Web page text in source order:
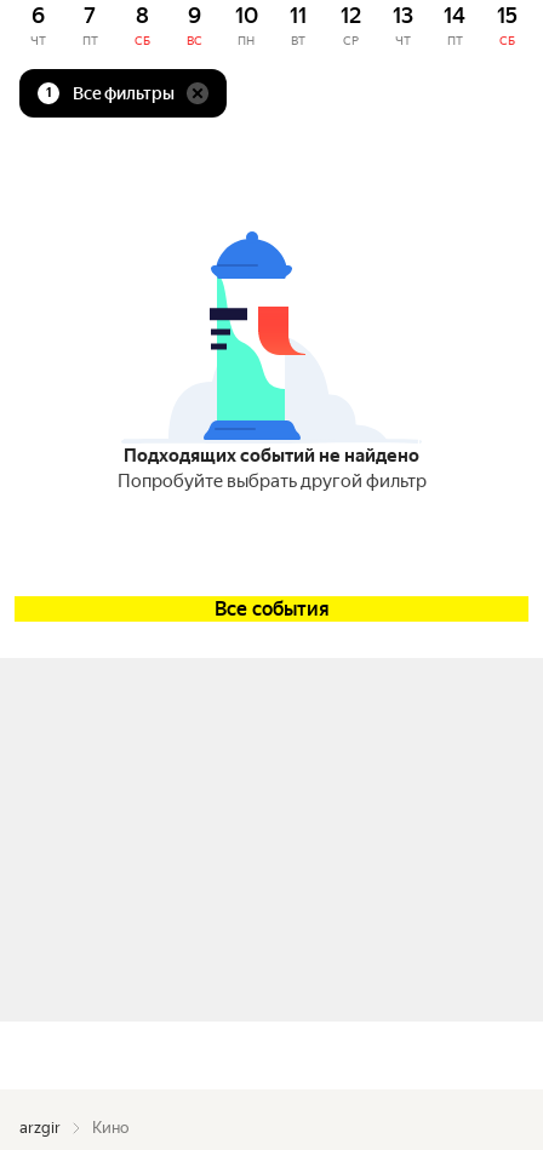
6
ЧТ
7
ПТ
8
СБ
9
ВС
10
ПН
11
ВТ
12
СР
13
ЧТ
14
ПТ
15
СБ
1 Все фильтры
Подходящих событий не найдено
Попробуйте выбрать другой фильтр
Все события
arzgir Кино